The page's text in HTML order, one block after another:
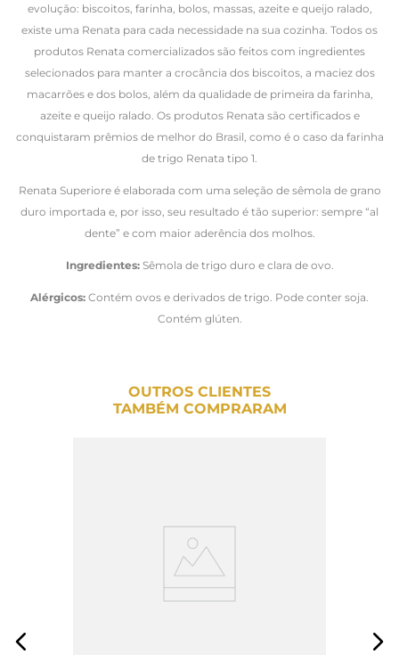
evolução: biscoitos, farinha, bolos, massas, azeite e queijo ralado,
existe uma Renata para cada necessidade na sua cozinha. Todos os
produtos Renata comercializados são feitos com ingredientes
selecionados para manter a crocância dos biscoitos, a maciez dos
macarrões e dos bolos, além da qualidade de primeira da farinha,
azeite e queijo ralado. Os produtos Renata são certificados e
conquistaram prêmios de melhor do Brasil, como é o caso da farinha
de trigo Renata tipo 1.
Renata Superiore é elaborada com uma seleção de sêmola de grano
duro importada e, por isso, seu resultado é tão superior: sempre “al
dente” e com maior aderência dos molhos.
Ingredientes:Sêmola de trigo duro e clara de ovo.
Alérgicos: Contém ovos e derivados de trigo. Pode conter soja.
Contém glúten.
OUTROS CLIENTES
TAMBÉM COMPRARAM